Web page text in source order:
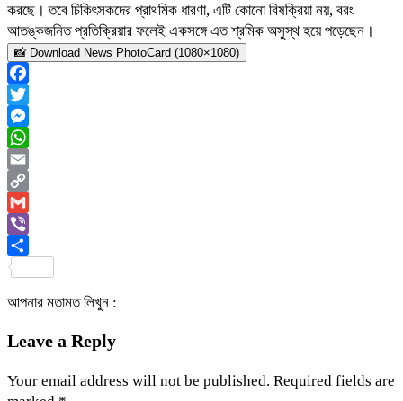
করছে। তবে চিকিৎসকদের প্রাথমিক ধারণা, এটি কোনো বিষক্রিয়া নয়, বরং
আতঙ্কজনিত প্রতিক্রিয়ার ফলেই একসঙ্গে এত শ্রমিক অসুস্থ হয়ে পড়েছেন।
📸 Download News PhotoCard (1080×1080)
Facebook
Twitter
Messenger
WhatsApp
Email
Copy
Link
Gmail
Viber
আপনার মতামত লিখুন :
Leave a Reply
Your email address will not be published. Required fields are